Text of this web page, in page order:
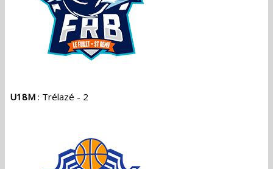
U18M : Trélazé - 2